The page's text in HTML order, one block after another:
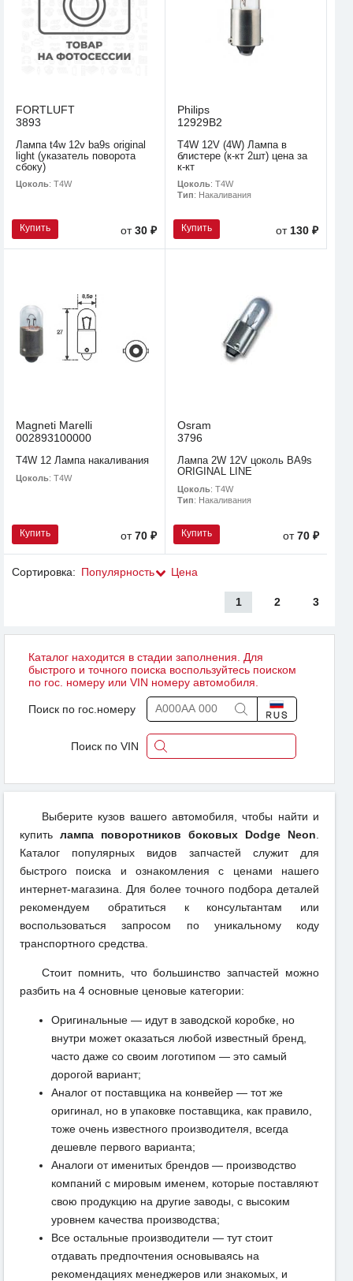
FORTLUFT
3893
Лампа t4w 12v ba9s original
light (указатель поворота
сбоку)
Цоколь: T4W
Купить от30 ₽
Philips
12929B2
T4W 12V (4W) Лампа в
блистере (к-кт 2шт) цена за
к-кт
Цоколь: T4W
Тип: Накаливания
Купить от 130 ₽
Magneti Marelli
002893100000
T4W 12 Лампа накаливания
Цоколь: T4W
Купить от70 ₽
Osram
3796
Лампа 2W 12V цоколь BA9s
ORIGINAL LINE
Цоколь: T4W
Тип: Накаливания
Купить от70 ₽
Сортировка: Популярность Цена
1 2 3
Каталог находится в стадии заполнения. Для
быстрого и точного поиска воспользуйтесь поиском
по гос. номеру или VIN номеру автомобиля.
Поиск по гос.номеру
Поиск по VIN
Выберите кузов вашего автомобиля, чтобы найти и
купить лампа поворотников боковых Dodge Neon
Каталог популярных видов запчастей служит для
быстрого поиска и ознакомления с ценами нашего
интернет-магазина. Для более точного подбора деталей
рекомендуем обратиться к консультантам или
воспользоваться запросом по уникальному коду
транспортного средства.
Стоит помнить, что большинство запчастей можно
разбить на 4 основные ценовые категории:
Оригинальные — идут в заводской коробке, но
внутри может оказаться любой известный бренд,
часто даже со своим логотипом — это самый
дорогой вариант;
Аналог от поставщика на конвейер — тот же
оригинал, но в упаковке поставщика, как правило,
тоже очень известного производителя, всегда
дешевле первого варианта;
Аналоги от именитых брендов — производство
компаний с мировым именем, которые поставляют
свою продукцию на другие заводы, с высоким
уровнем качества производства;
Все остальные производители — тут стоит
отдавать предпочтения основываясь на
рекомендациях менеджеров или знакомых, и